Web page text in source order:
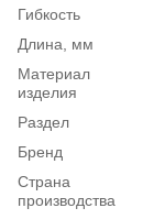
Гибкость
Длина, мм
Материал
изделия
Раздел
Бренд
Страна
производства